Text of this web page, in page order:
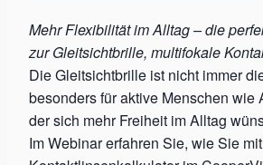
Mehr Flexibilität im Alltag – die
zur Gleitsichtbrille, multifokale
Die Gleitsichtbrille ist nicht immer
besonders für aktive Menschen wie
der sich mehr Freiheit im Alltag
Im Webinar erfahren Sie, wie Sie